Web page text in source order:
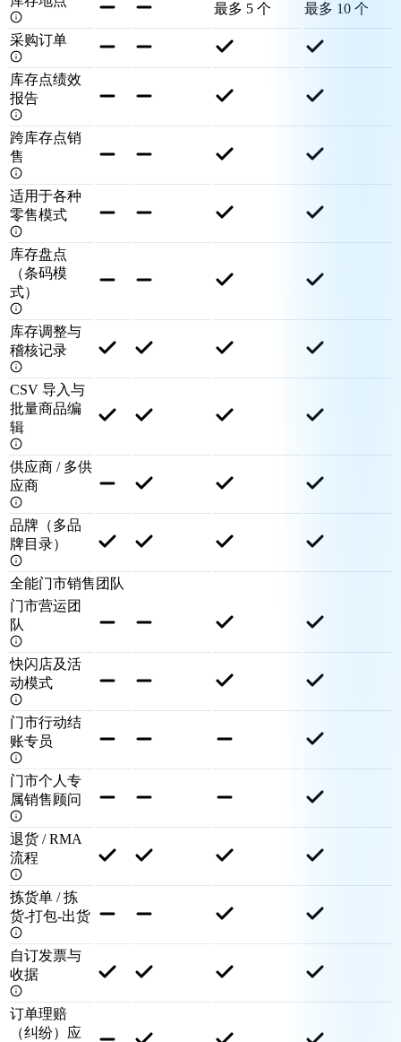
最多 5 个 最多 10 个
采购订单
库存点绩效
报告
跨库存点销
售
适用于各种
零售模式
库存盘点
（条码模
式）
库存调整与
稽核记录
CSV 导入与
批量商品编
辑
供应商 / 多供
应商
品牌（多品
牌目录）
全能门市销售团队
门市营运团
队
快闪店及活
动模式
门市行动结
账专员
门市个人专
属销售顾问
退货 / RMA
流程
拣货单 / 拣
货-打包-出货
自订发票与
收据
订单理赔
（纠纷）应